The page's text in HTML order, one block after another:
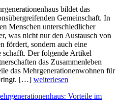
bildet das
Gemeinschaft. In
Menschen unterschiedlicher
was nicht nur den Austausch von
fördert, sondern auch eine
schafft. Der folgende Artikel
das Zusammenleben
das Mehrgenerationenwohnen für
[…] weiterlesen